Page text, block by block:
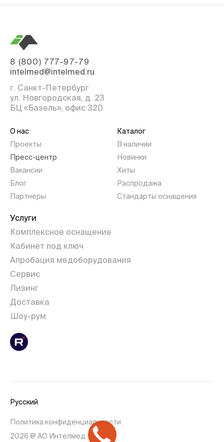
8 (800) 777-97-79
intelmed@intelmed.ru
г. Санкт-Петербург
ул. Новгородская, д. 23
БЦ «Базель», офис 320
О нас
Проекты
Пресс-центр
Вакансии
Блог
Партнеры
Каталог
В наличии
Новинки
Хиты
Распродажа
Стандарты оснащения
Услуги
Комплексное оснащение
Кабинет под ключ
Апробация медоборудования
Сервис
Лизинг
Доставка
Шоу-рум
Русский
Политика конфиденциальности
2026 @ АО Интелмед